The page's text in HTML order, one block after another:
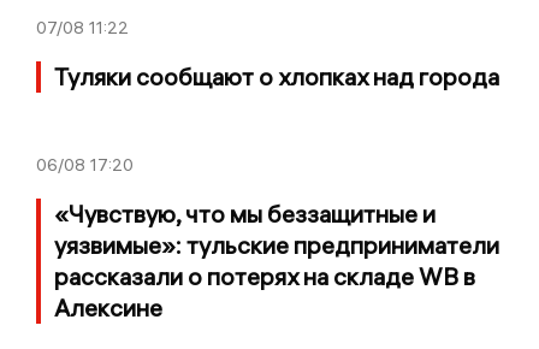
07/08 11:22
Туляки сообщают о хлопках над города
06/08 17:20
«Чувствую, что мы беззащитные и
уязвимые»: тульские предприниматели
рассказали о потерях на складе WB в
Алексине